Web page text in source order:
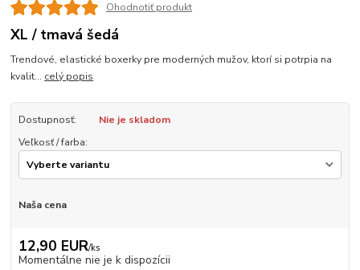
Ohodnotiť produkt
XL / tmavá šedá
Trendové, elastické boxerky pre moderných mužov, ktorí si potrpia na
kvalit... celý popis
Dostupnosť:
Nie je skladom
Veľkosť / farba:
Naša cena
12,90 EUR/ks
Momentálne nie je k dispozícii